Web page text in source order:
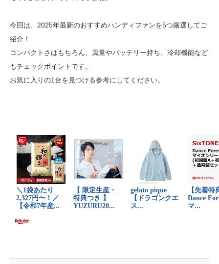
今回は、2025年最新のおすすめハンディファンを5つ厳選してご
紹介！
コンパクトさはもちろん、風量やバッテリー持ち、冷却機能など
もチェックポイントです。
お気に入りの1台を見つける参考にしてください。